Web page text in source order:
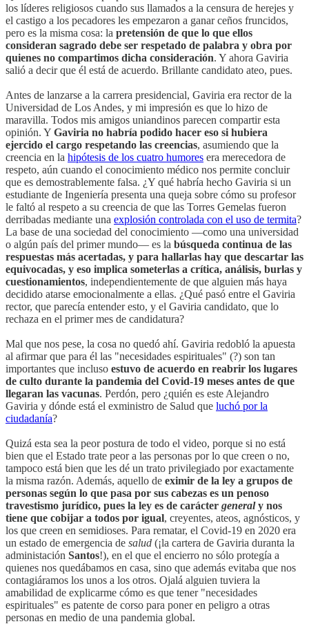
los líderes religiosos cuando sus llamados a la censura de herejes y
el castigo a los pecadores les empezaron a ganar ceños fruncidos,
pero es la misma cosa: la pretensión de que lo que ellos
consideran sagrado debe ser respetado de palabra y obra por
quienes no compartimos dicha consideración. Y ahora Gaviria
salió a decir que él está de acuerdo. Brillante candidato ateo, pues.
Antes de lanzarse a la carrera presidencial, Gaviria era rector de la
Universidad de Los Andes, y mi impresión es que lo hizo de
maravilla. Todos mis amigos uniandinos parecen compartir esta
opinión. Y Gaviria no habría podido hacer eso si hubiera
ejercido el cargo respetando las creencias, asumiendo que la
creencia en la hipótesis de los cuatro humores era merecedora de
respeto, aún cuando el conocimiento médico nos permite concluir
que es demostrablemente falsa. ¿Y qué habría hecho Gaviria si un
estudiante de Ingeniería presenta una queja sobre cómo su profesor
le faltó al respeto a su creencia de que las Torres Gemelas fueron
derribadas mediante una explosión controlada con el uso de termita?
La base de una sociedad del conocimiento —como una universidad
o algún país del primer mundo— es la búsqueda continua de las
respuestas más acertadas, y para hallarlas hay que descartar las
equivocadas, y eso implica someterlas a crítica, análisis, burlas y
cuestionamientos, independientemente de que alguien más haya
decidido atarse emocionalmente a ellas. ¿Qué pasó entre el Gaviria
rector, que parecía entender esto, y el Gaviria candidato, que lo
rechaza en el primer mes de candidatura?
Mal que nos pese, la cosa no quedó ahí. Gaviria redobló la apuesta
al afirmar que para él las "necesidades espirituales" (?) son tan
importantes que incluso estuvo de acuerdo en reabrir los lugares
de culto durante la pandemia del Covid-19 meses antes de que
llegaran las vacunas. Perdón, pero ¿quién es este Alejandro
Gaviria y dónde está el exministro de Salud que luchó por la
ciudadanía?
Quizá esta sea la peor postura de todo el video, porque si no está
bien que el Estado trate peor a las personas por lo que creen o no,
tampoco está bien que les dé un trato privilegiado por exactamente
la misma razón. Además, aquello de eximir de la ley a grupos de
personas según lo que pasa por sus cabezas es un penoso
travestismo jurídico, pues la ley es de carácter generaly nos
tiene que cobijar a todos por igual, creyentes, ateos, agnósticos, y
los que creen en semidioses. Para rematar, el Covid-19 en 2020 era
un estado de emergencia de salud (¡la cartera de Gaviria duranta la
administación Santos!), en el que el encierro no sólo protegía a
quienes nos quedábamos en casa, sino que además evitaba que nos
contagiáramos los unos a los otros. Ojalá alguien tuviera la
amabilidad de explicarme cómo es que tener "necesidades
espirituales" es patente de corso para poner en peligro a otras
personas en medio de una pandemia global.